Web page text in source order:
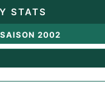
STATS
2002